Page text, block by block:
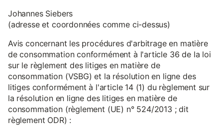
Johannes Siebers
(adresse et coordonnées comme ci-dessus)
Avis concernant les procédures d'arbitrage en matière
de consommation conformément à l'article 36 de la loi
sur le règlement des litiges en matière de
consommation (VSBG) et la résolution en ligne des
litiges conformément à l'article 14 (1) du règlement sur
la résolution en ligne des litiges en matière de
consommation (règlement (UE) n° 524/2013 ; dit
règlement ODR) :